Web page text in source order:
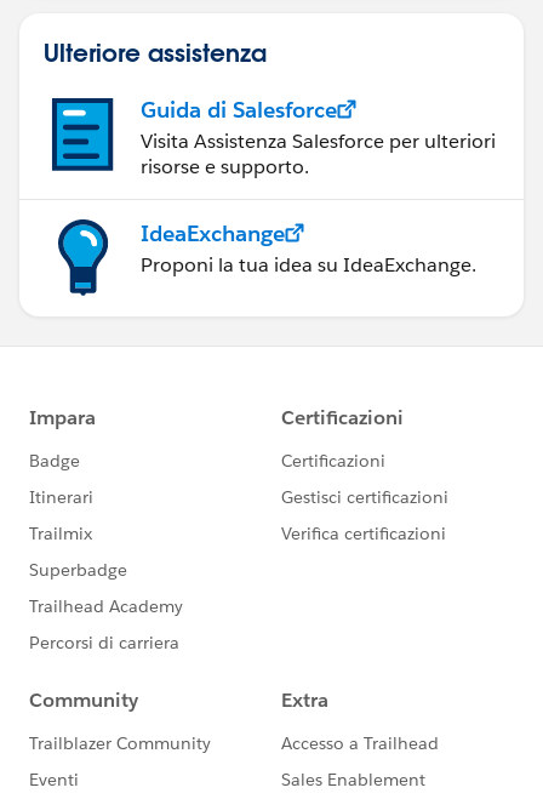
Ulteriore assistenza
Guida di Salesforce
Visita Assistenza Salesforce per ulteriori
risorse e supporto.
IdeaExchange
Proponi la tua idea su IdeaExchange.